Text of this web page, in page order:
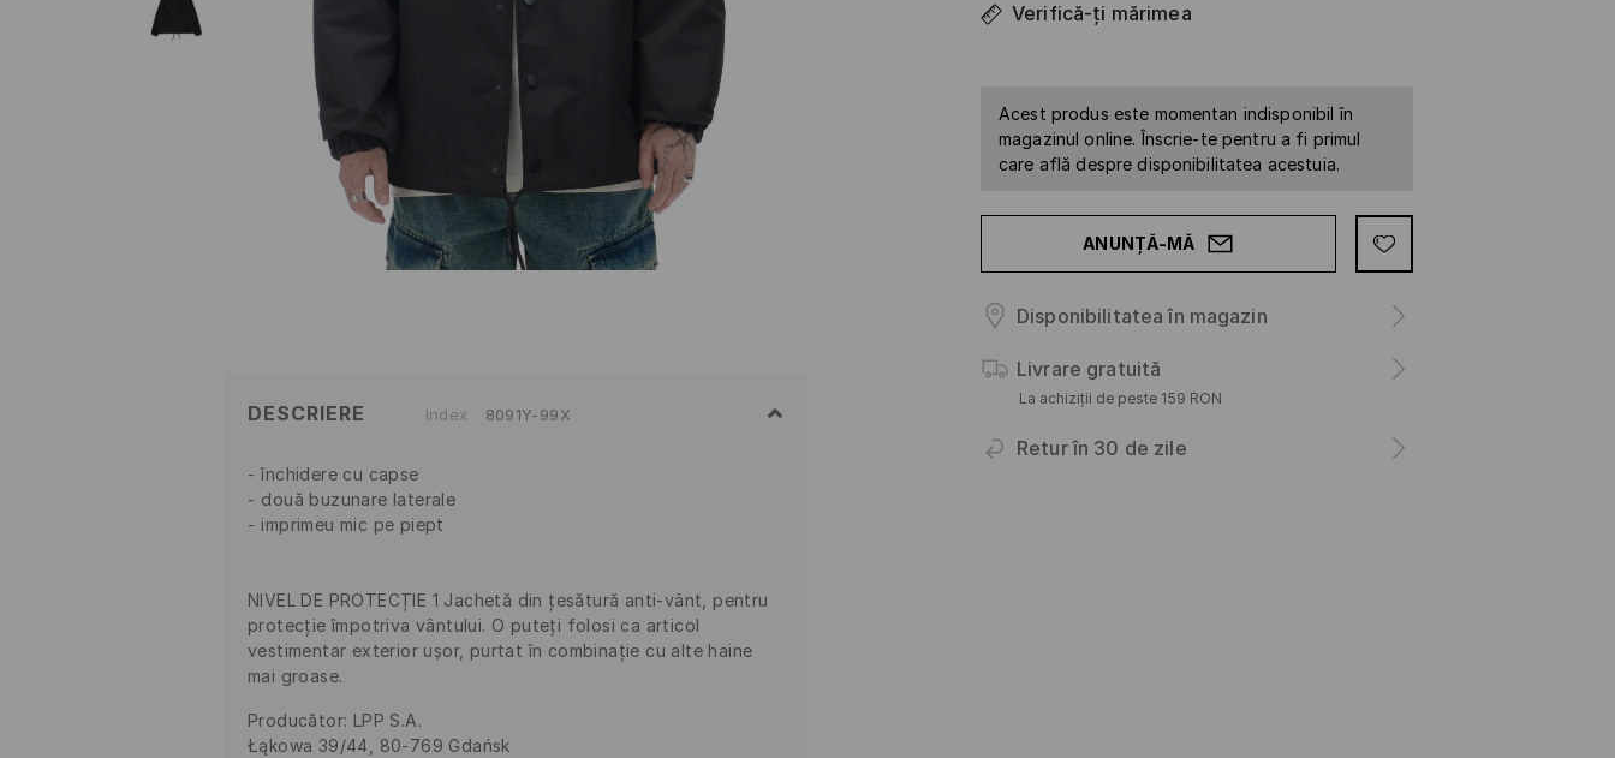
Verifică-ți mărimea
Acest produs este momentan indisponibil în
magazinul online. Înscrie-te pentru a fi primul
care află despre disponibilitatea acestuia.
ANUNȚĂ-MĂ
Disponibilitatea în magazin
Livrare gratuită
La achiziții de peste 159 RON
Retur în 30 de zile
DESCRIERE Index 8091Y-99X
închidere cu capse
două buzunare laterale
imprimeu mic pe piept
NIVEL DE PROTECȚIE 1 Jachetă din țesătură anti-vânt, pentru
protecție împotriva vântului. O puteți folosi ca articol
vestimentar exterior ușor, purtat în combinație cu alte haine
mai groase.
Producător: LPP S.A.
Łąkowa 39/44, 80-769 Gdańsk